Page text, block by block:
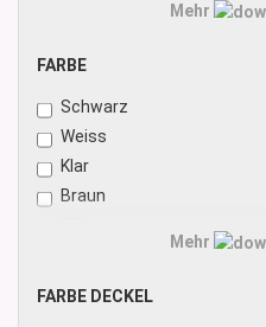
Mehr
FARBE
FARBE
Schwarz
Weiss
Klar
Braun
Mehr
FARBE
FARBE DECKEL